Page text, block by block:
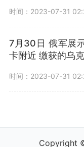
时间：2023-07-31
7月30日 俄军展
卡附近 缴获的乌
时间：2023-07-31
Copyright